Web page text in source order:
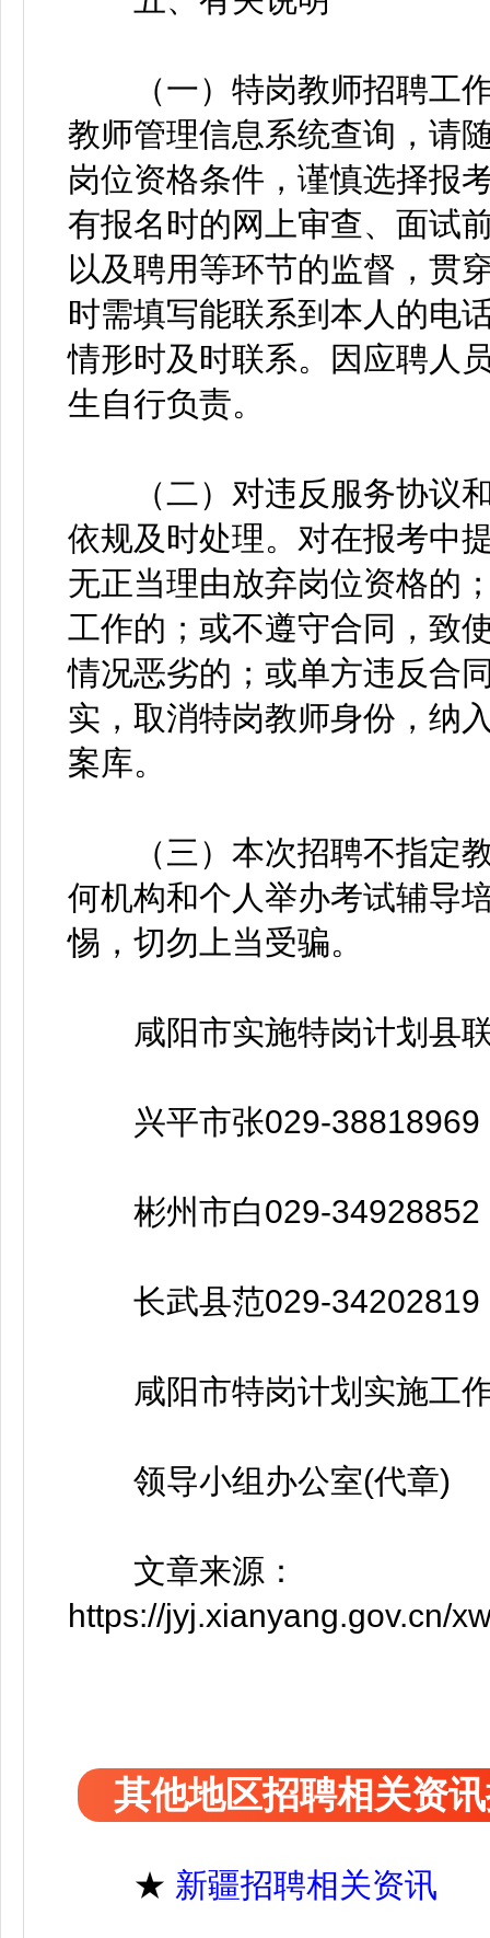
（一）特岗教师招聘工作
教师管理信息系统查询，请
岗位资格条件，谨慎选择报
有报名时的网上审查、面试
以及聘用等环节的监督，贯
时需填写能联系到本人的电
情形时及时联系。因应聘人
生自行负责。
（二）对违反服务协议和
依规及时处理。对在报考中
无正当理由放弃岗位资格的
工作的；或不遵守合同，致
情况恶劣的；或单方违反合
实，取消特岗教师身份，纳
案库。
（三）本次招聘不指定教
何机构和个人举办考试辅导
惕，切勿上当受骗。
咸阳市实施特岗计划县联
兴平市张029-38818969
彬州市白029-34928852
长武县范029-34202819
咸阳市特岗计划实施工
领导小组办公室(代章)
文章来源：
https://jyj.xianyang.gov.cn/
其他地区招聘相关资
★ 新疆招聘相关资讯